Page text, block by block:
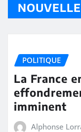
POLITIQUE
La France
imminent
Alphonse